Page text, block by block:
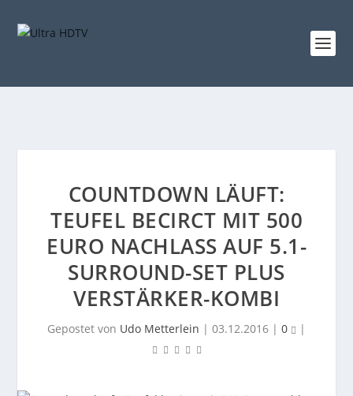
COUNTDOWN LÄUFT:
TEUFEL BECIRCT MIT 500
EURO NACHLASS AUF 5.1-
SURROUND-SET PLUS
VERSTÄRKER-KOMBI
Gepostet von Udo Metterlein | 03.12.2016 | 0 |